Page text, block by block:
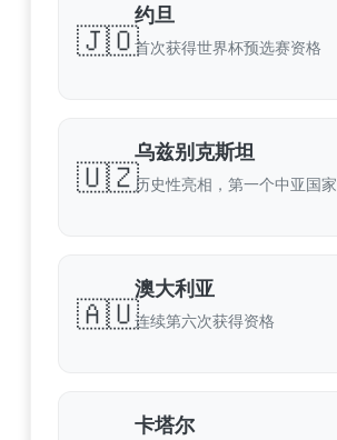
🇯🇴
约旦
首次获得世界杯预选赛资格
🇺🇿
乌兹别克斯坦
历史性亮相，第一个中亚国家
🇦🇺
澳大利亚
连续第六次获得资格
卡塔尔